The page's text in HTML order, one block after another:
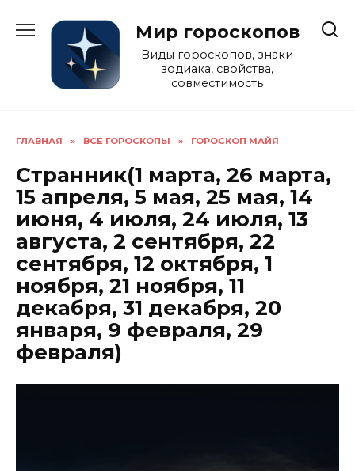
содержанию
Мир гороскопов
Виды гороскопов, знаки
зодиака, свойства,
совместимость
ГЛАВНАЯ » ВСЕ ГОРОСКОПЫ » ГОРОСКОП МАЙЯ
Странник(1 марта, 26 марта,
15 апреля, 5 мая, 25 мая, 14
июня, 4 июля, 24 июля, 13
августа, 2 сентября, 22
сентября, 12 октября, 1
ноября, 21 ноября, 11
декабря, 31 декабря, 20
января, 9 февраля, 29
февраля)